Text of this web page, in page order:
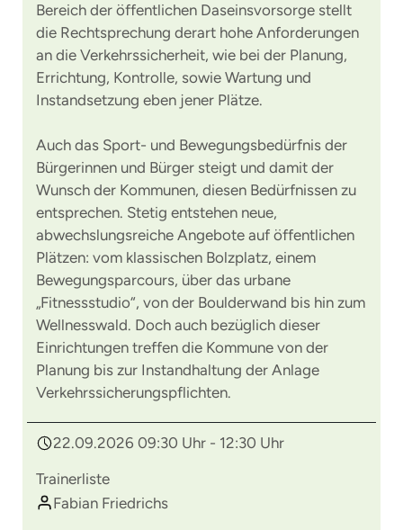
Bereich der öffentlichen Daseinsvorsorge stellt
die Rechtsprechung derart hohe Anforderungen
an die Verkehrssicherheit, wie bei der Planung,
Errichtung, Kontrolle, sowie Wartung und
Instandsetzung eben jener Plätze.
Auch das Sport- und Bewegungsbedürfnis der
Bürgerinnen und Bürger steigt und damit der
Wunsch der Kommunen, diesen Bedürfnissen zu
entsprechen. Stetig entstehen neue,
abwechslungsreiche Angebote auf öffentlichen
Plätzen: vom klassischen Bolzplatz, einem
Bewegungsparcours, über das urbane
„Fitnessstudio“, von der Boulderwand bis hin zum
Wellnesswald. Doch auch bezüglich dieser
Einrichtungen treffen die Kommune von der
Planung bis zur Instandhaltung der Anlage
Verkehrssicherungspflichten.
22.09.2026 09:30 Uhr - 12:30 Uhr
Trainerliste
Fabian Friedrichs